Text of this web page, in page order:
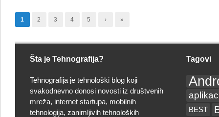
Weekend
1 2 3 4 5 › »
Šta je Tehnografija?
Tehnografija je tehnološki blog koji
svakodnevno donosi novosti iz društvenih
mreža, internet startupa, mobilnih
tehnologija, zanimljivih tehnoloških
Tagovi
BEST